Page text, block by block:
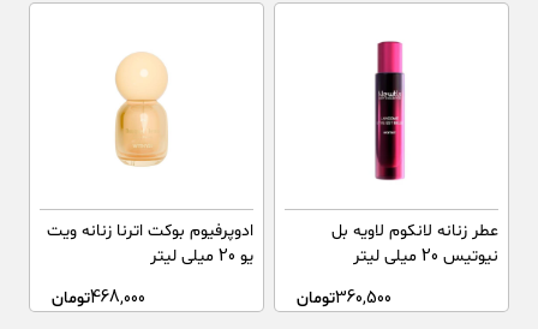
عطر زنانه لانکوم لاویه بل
نیوتیس 20 میلی لیتر
360,500تومان
ادوپرفیوم بوکت اترنا زنانه ویت
یو 20 میلی لیتر
468,000تومان